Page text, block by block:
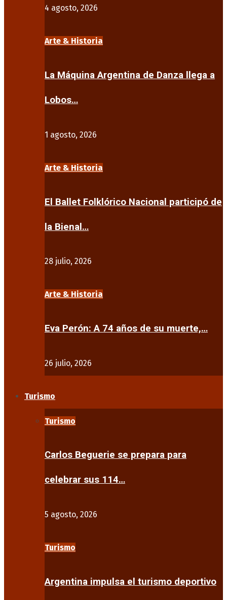
4 agosto, 2026
Arte & Historia
La Máquina Argentina de Danza llega a
Lobos…
1 agosto, 2026
Arte & Historia
El Ballet Folklórico Nacional participó de
la Bienal…
28 julio, 2026
Arte & Historia
Eva Perón: A 74 años de su muerte,…
26 julio, 2026
Turismo
Turismo
Carlos Beguerie se prepara para
celebrar sus 114…
5 agosto, 2026
Turismo
Argentina impulsa el turismo deportivo